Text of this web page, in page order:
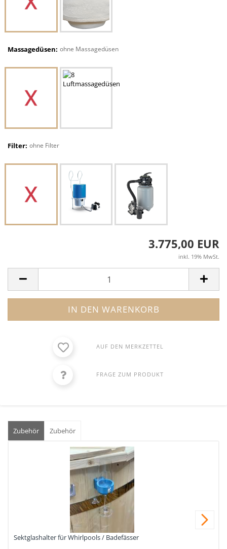
Massagedüsen: ohne Massagedüsen
Filter: ohne Filter
3.775,00 EUR
inkl. 19% MwSt.
AUF DEN MERKZETTEL
FRAGE ZUM PRODUKT
Zubehör Zubehör
Sektglashalter für Whirlpools / Badefässer